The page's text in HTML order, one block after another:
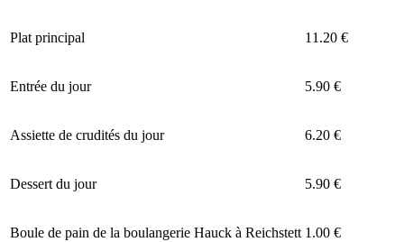
Plat principal 11.20 €
Entrée du jour 5.90 €
Assiette de crudités du jour 6.20 €
Dessert du jour 5.90 €
Boule de pain de la boulangerie Hauck à Reichstett 1.00 €